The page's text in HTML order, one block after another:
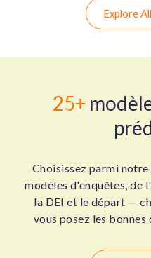
Explore
25+
Choisissez parmi
modèles d'enquêtes, de
la DEI et le départ —
vous posez les